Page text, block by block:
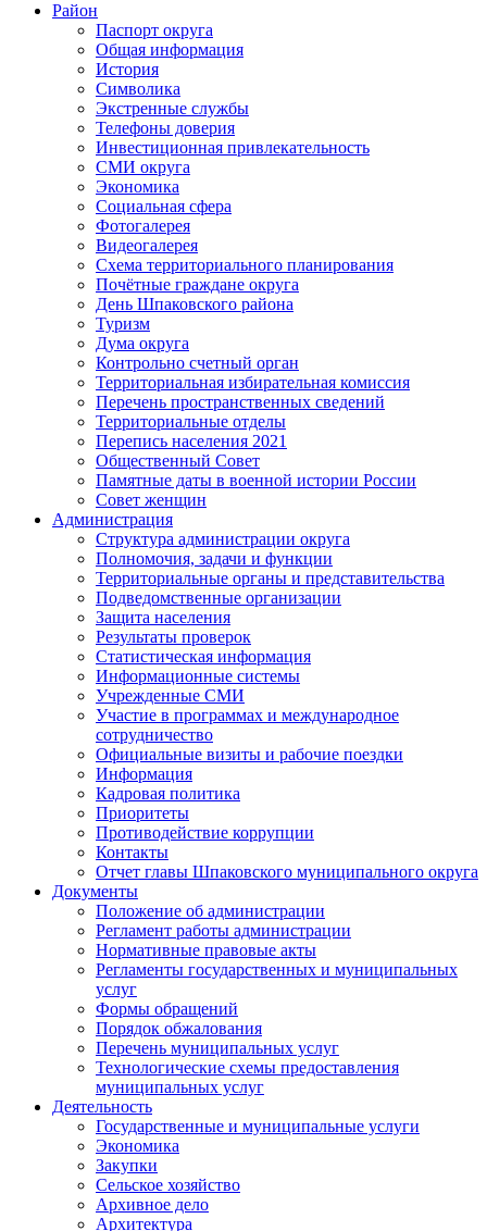
Район
Паспорт округа
Общая информация
История
Символика
Экстренные службы
Телефоны доверия
Инвестиционная привлекательность
СМИ округа
Экономика
Социальная сфера
Фотогалерея
Видеогалерея
Схема территориального планирования
Почётные граждане округа
День Шпаковского района
Туризм
Дума округа
Контрольно счетный орган
Территориальная избирательная комиссия
Перечень пространственных сведений
Территориальные отделы
Перепись населения 2021
Общественный Совет
Памятные даты в военной истории России
Совет женщин
Администрация
Структура администрации округа
Полномочия, задачи и функции
Территориальные органы и представительства
Подведомственные организации
Защита населения
Результаты проверок
Статистическая информация
Информационные системы
Учрежденные СМИ
Участие в программах и международное
сотрудничество
Официальные визиты и рабочие поездки
Информация
Кадровая политика
Приоритеты
Противодействие коррупции
Контакты
Отчет главы Шпаковского муниципального округа
Документы
Положение об администрации
Регламент работы администрации
Нормативные правовые акты
Регламенты государственных и муниципальных
услуг
Формы обращений
Порядок обжалования
Перечень муниципальных услуг
Технологические схемы предоставления
муниципальных услуг
Деятельность
Государственные и муниципальные услуги
Экономика
Закупки
Сельское хозяйство
Архивное дело
Архитектура